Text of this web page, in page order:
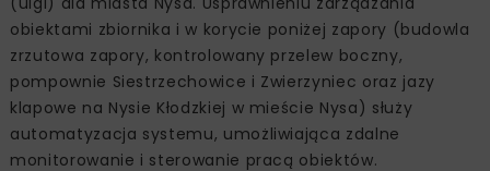
obiektami zbiornika i w korycie poniżej zapory (budowla
zrzutowa zapory, kontrolowany przelew boczny,
pompownie Siestrzechowice i Zwierzyniec oraz jazy
klapowe na Nysie Kłodzkiej w mieście Nysa) służy
automatyzacja systemu, umożliwiająca zdalne
monitorowanie i sterowanie pracą obiektów.